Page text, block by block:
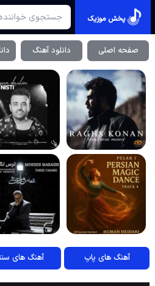
پخش موزیک
صفحه اصلی دانلود آهنگ
آهنگ های پاپ آهنگ های